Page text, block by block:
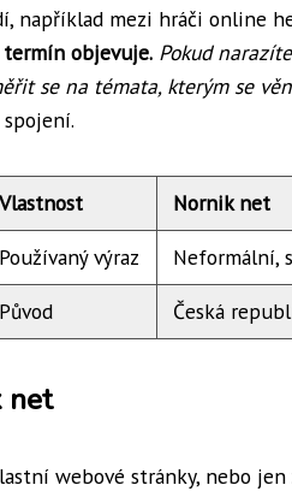
například mezi hráči online
objevuje. Pokud
se na témata, kterým se
Vlastnost Nornik net
Používaný výraz
Neformální,
Původ
Česká
net
webové stránky, nebo